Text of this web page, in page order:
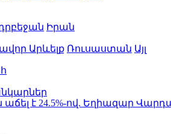
Իրան
Արևելք Ռուսաստան Այլ
է 24.5%-ով. Եղիազար